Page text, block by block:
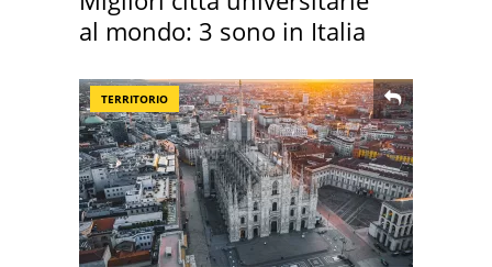
al mondo: 3 sono in Italia
TERRITORIO